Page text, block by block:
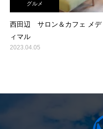
グルメ
西田辺 サロン＆カフェ メデ
ィマル
2023.04.05